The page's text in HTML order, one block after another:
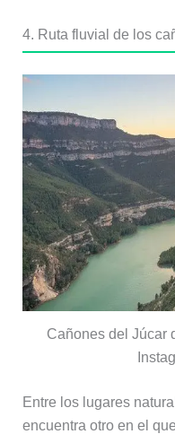
4. Ruta fluvial de los
Cañones del Júcar
Entre los lugares
encuentra otro en el